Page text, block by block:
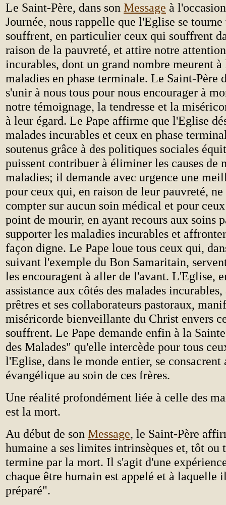
Le Saint-Père, dans son Message à
Journée, nous rappelle que l'Eglise se
souffrent, en particulier ceux qui souffrent
raison de la pauvreté, et attire notre
incurables, dont un grand nombre meurent à
maladies en phase terminale. Le Saint-Père
s'unir à nous tous pour nous encourager à
notre témoignage, la tendresse et la
à leur égard. Le Pape affirme que l'Eglise
malades incurables et ceux en phase
soutenus grâce à des politiques sociales
puissent contribuer à éliminer les causes de
maladies; il demande avec urgence une
pour ceux qui, en raison de leur pauvreté,
compter sur aucun soin médical et pour
point de mourir, en ayant recours aux soins
supporter les maladies incurables et
façon digne. Le Pape loue tous ceux qui,
suivant l'exemple du Bon Samaritain,
les encouragent à aller de l'avant. L'Eglise,
assistance aux côtés des malades incurables,
prêtres et ses collaborateurs pastoraux,
miséricorde bienveillante du Christ envers
souffrent. Le Pape demande enfin à la
des Malades" qu'elle intercède pour tous
l'Eglise, dans le monde entier, se consacrent
évangélique au soin de ces frères.
Une réalité profondément liée à celle des
est la mort.
Au début de son Message, le Saint-Père
humaine a ses limites intrinsèques et, tôt ou
termine par la mort. Il s'agit d'une
chaque être humain est appelé et à laquelle
préparé".